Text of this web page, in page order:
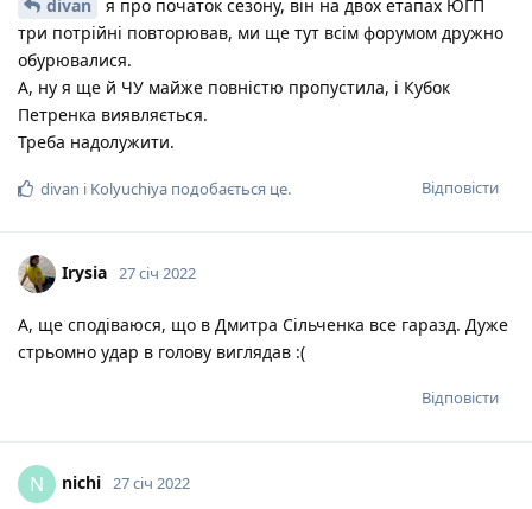
divan
я про початок сезону, він на двох етапах ЮГП
три потрійні повторював, ми ще тут всім форумом дружно
обурювалися.
А, ну я ще й ЧУ майже повністю пропустила, і Кубок
Петренка виявляється.
Треба надолужити.
Відповісти
divan і Kolyuchiya подобається це.
Irysia 27 січ 2022
А, ще сподіваюся, що в Дмитра Сільченка все гаразд. Дуже
стрьомно удар в голову виглядав :(
Відповісти
N nichi 27 січ 2022